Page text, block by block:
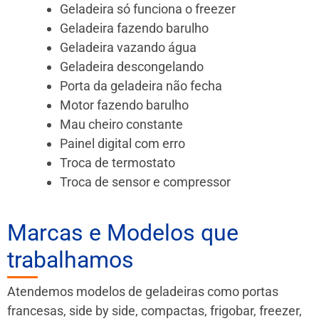
Geladeira só funciona o freezer
Geladeira fazendo barulho
Geladeira vazando água
Geladeira descongelando
Porta da geladeira não fecha
Motor fazendo barulho
Mau cheiro constante
Painel digital com erro
Troca de termostato
Troca de sensor e compressor
Marcas e Modelos que
trabalhamos
Atendemos modelos de geladeiras como portas
francesas, side by side, compactas, frigobar, freezer,